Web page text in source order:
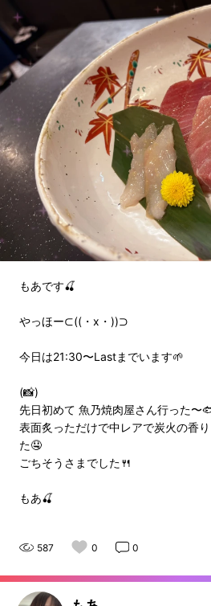
もあです🍒
やっほー⊂((・x・))⊃
今日は21:30〜Lastまでいます🌱
(📸)
先日初めて 魚乃焼肉屋さん行った〜
表面炙っただけで中レアで炭火の香
た🤤
ごちそうさまでした🍴
もあ🍒
587 0 0